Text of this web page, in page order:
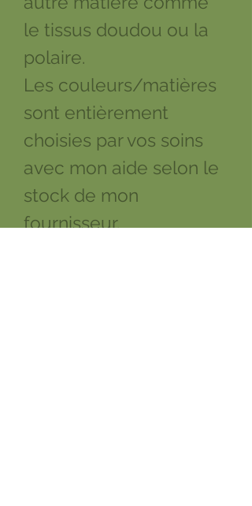
le tissus doudou ou la
polaire.
Les couleurs/matières
sont entièrement
choisies par vos soins
avec mon aide selon le
stock de mon
fournisseur.